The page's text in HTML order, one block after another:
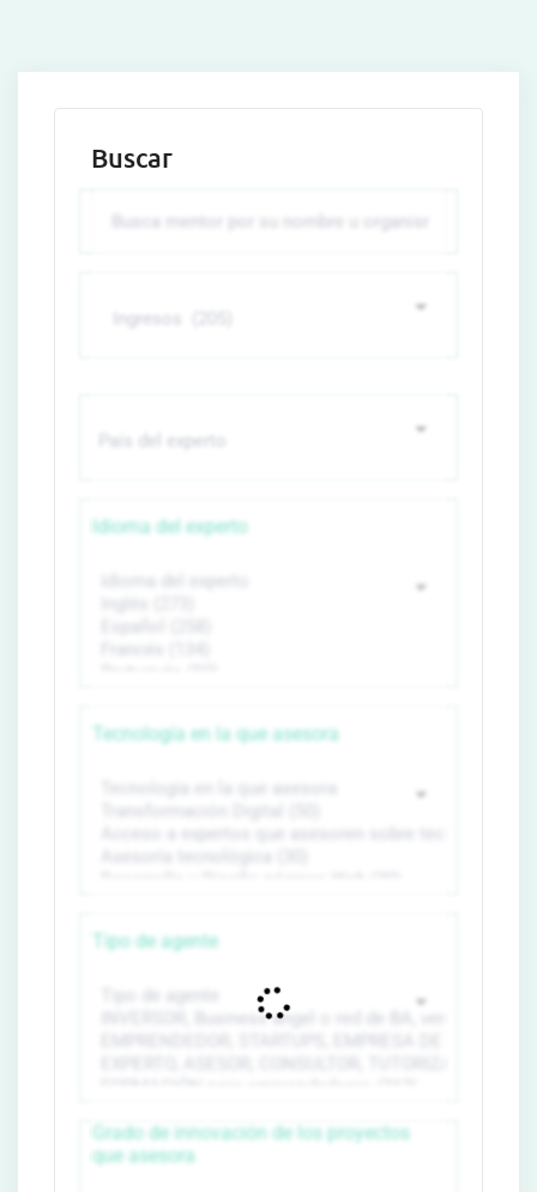
Buscar
Idioma del experto
Tecnología en la que asesora
Tipo de agente
Grado de innovación de los proyectos
que asesora